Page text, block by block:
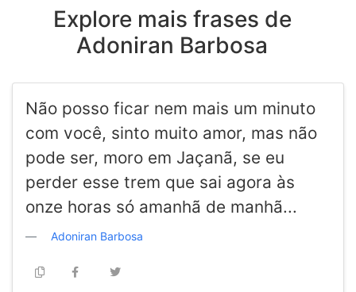
Explore mais frases de
Adoniran Barbosa
Não posso ficar nem mais um minuto
com você, sinto muito amor, mas não
pode ser, moro em Jaçanã, se eu
perder esse trem que sai agora às
onze horas só amanhã de manhã...
Adoniran Barbosa